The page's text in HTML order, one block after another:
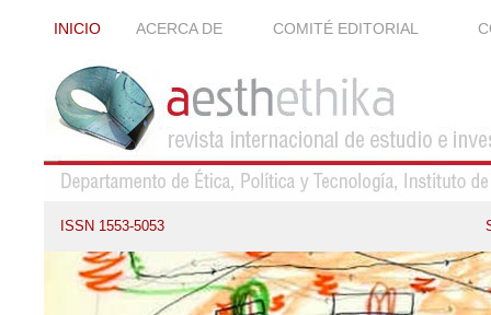
INICIO ACERCA DE COMITÉ EDITORIAL
ISSN 1553-5053